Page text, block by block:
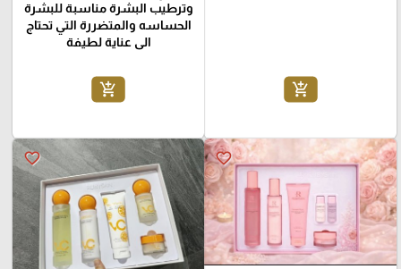
add_shopping_cart
وترطيب البشرة مناسبة للبشرة
الحساسه والمتضررة التي تحتاج
الى عناية لطيفة
add_shopping_cart
favorite_border
favorite_border